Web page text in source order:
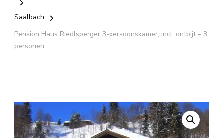
Saalbach
Pension Haus Riedlsperger 3-persoonskamer, incl. ontbijt – 3
personen